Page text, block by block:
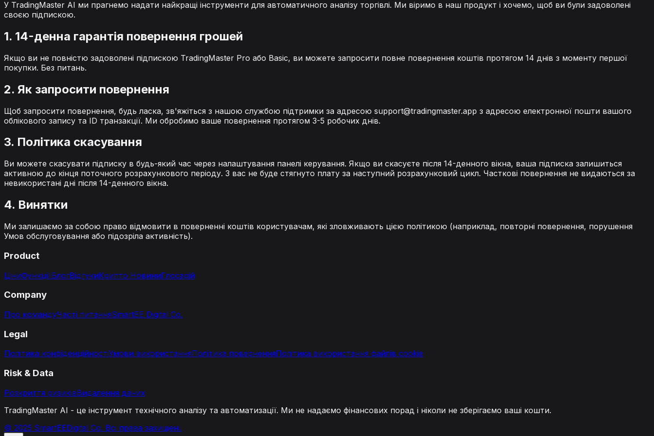
У TradingMaster AI ми прагнемо надати найкращі інструменти для автоматичного аналізу торгівлі. Ми віримо в наш продукт і хочемо, щоб ви були задоволені
своєю підпискою.
1. 14-денна гарантія повернення грошей
Якщо ви не повністю задоволені підпискою TradingMaster Pro або Basic, ви можете запросити повне повернення коштів протягом 14 днів з моменту першої
покупки. Без питань.
2. Як запросити повернення
Щоб запросити повернення, будь ласка, зв'яжіться з нашою службою підтримки за адресою support@tradingmaster.app з адресою електронної пошти вашого
облікового запису та ID транзакції. Ми обробимо ваше повернення протягом 3-5 робочих днів.
3. Політика скасування
Ви можете скасувати підписку в будь-який час через налаштування панелі керування. Якщо ви скасуєте після 14-денного вікна, ваша підписка залишиться
активною до кінця поточного розрахункового періоду. З вас не буде стягнуто плату за наступний розрахунковий цикл. Часткові повернення не видаються за
невикористані дні після 14-денного вікна.
4. Винятки
Ми залишаємо за собою право відмовити в поверненні коштів користувачам, які зловживають цією політикою (наприклад, повторні повернення, порушення
Умов обслуговування або підозріла активність).
Product
ЦіниФункціїБлогВідгукиКрипто НовиниГлосарій
Company
Про командуЧасті питанняSmartEE Digital Co.
Legal
Політика конфіденційностіУмови використанняПолітика поверненняПолітика використання файлів cookie
Risk & Data
Розкриття ризиківВидалення даних
TradingMaster AI - це інструмент технічного аналізу та автоматизації. Ми не надаємо фінансових порад і ніколи не зберігаємо ваші кошти.
© 2025 SmartEEDigital Co. Всі права захищені.